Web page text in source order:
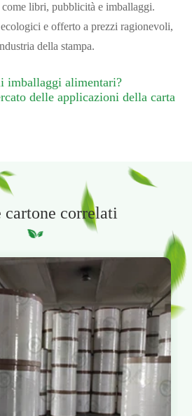
come libri, pubblicità e imballaggi.
e offerto a prezzi ragionevoli,
della stampa.
imballaggi alimentari?
delle applicazioni della carta
cartone correlati